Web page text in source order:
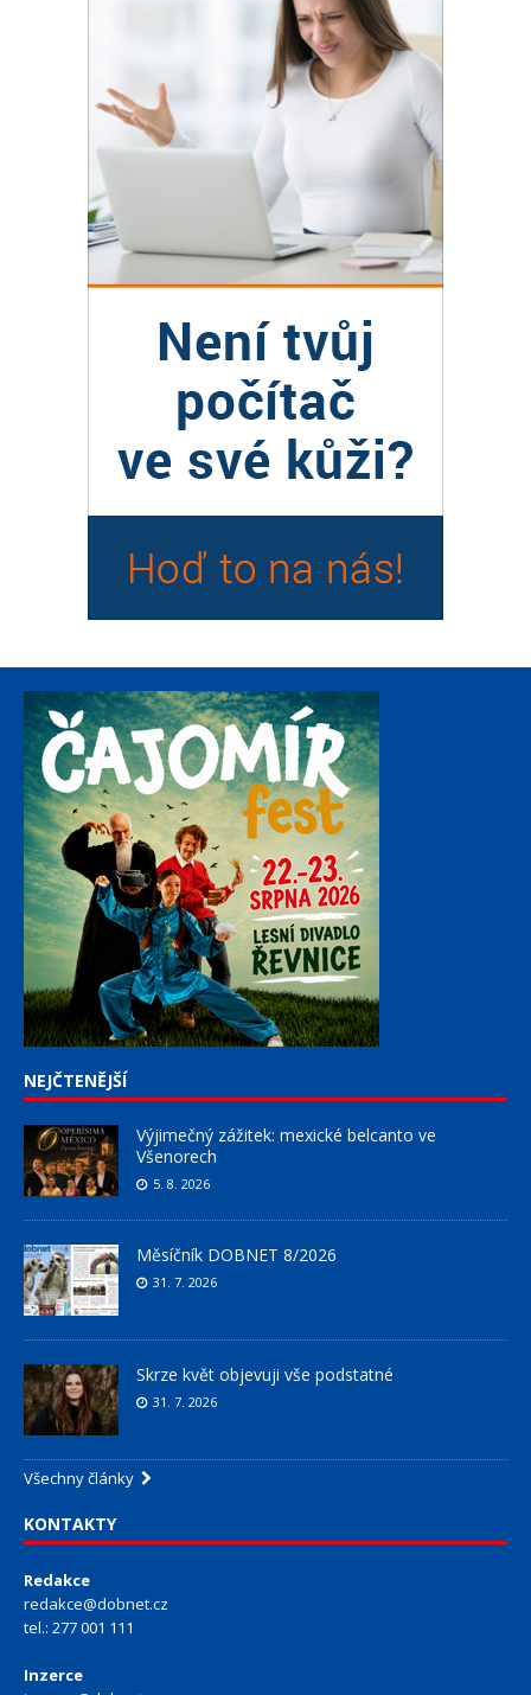
NEJČTENĚJŠÍ
Výjimečný zážitek: mexické belcanto ve
Všenorech
5. 8. 2026
Měsíčník DOBNET 8/2026
31. 7. 2026
Skrze květ objevuji vše podstatné
31. 7. 2026
Všechny články
KONTAKTY
Redakce
redakce@dobnet.cz
tel.: 277 001 111
Inzerce